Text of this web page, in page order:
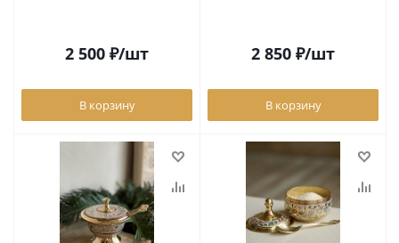
2 500 ₽/шт
В корзину
2 850 ₽/шт
В корзину